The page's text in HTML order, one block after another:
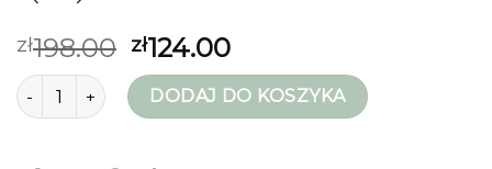
zł198.00 zł124.00
ilość plecaki damskieDODAJ DO KOSZYKA